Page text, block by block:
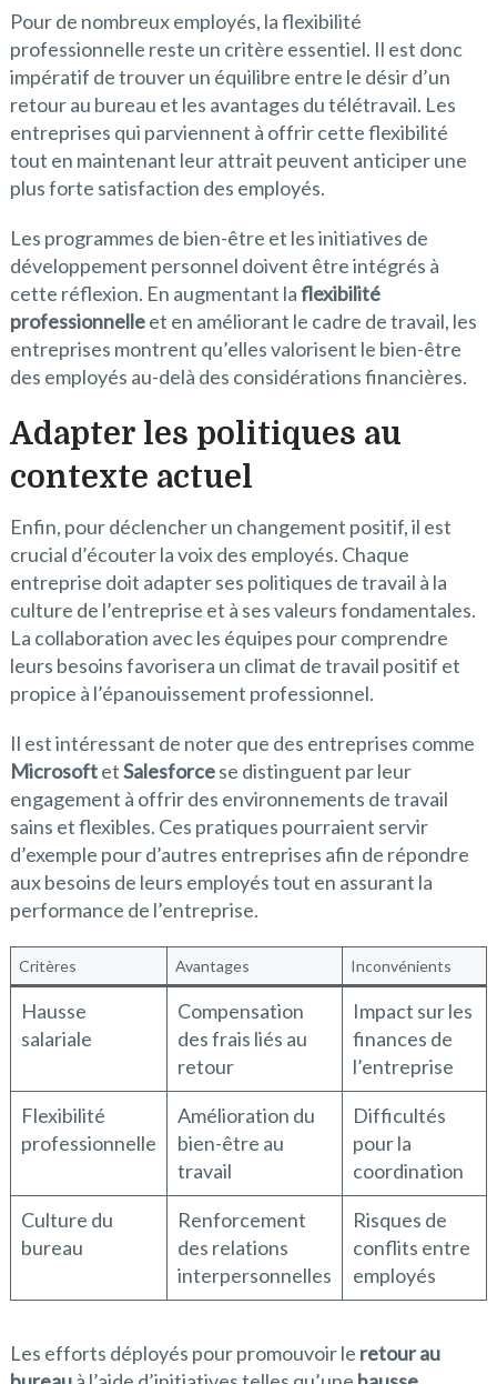
Pour de nombreux employés, la flexibilité
professionnelle reste un critère essentiel. Il est donc
impératif de trouver un équilibre entre le désir d’un
retour au bureau et les avantages du télétravail. Les
entreprises qui parviennent à offrir cette flexibilité
tout en maintenant leur attrait peuvent anticiper une
plus forte satisfaction des employés.
Les programmes de bien-être et les initiatives de
développement personnel doivent être intégrés à
cette réflexion. En augmentant laflexibilité
professionnelleet en améliorant le cadre de travail, les
entreprises montrent qu’elles valorisent le bien-être
des employés au-delà des considérations financières.
Adapter les politiques au
contexte actuel
Enfin, pour déclencher un changement positif, il est
crucial d’écouter la voix des employés. Chaque
entreprise doit adapter ses politiques de travail à la
culture de l’entreprise et à ses valeurs fondamentales.
La collaboration avec les équipes pour comprendre
leurs besoins favorisera un climat de travail positif et
propice à l’épanouissement professionnel.
Il est intéressant de noter que des entreprises comme
MicrosoftetSalesforcese distinguent par leur
engagement à offrir des environnements de travail
sains et flexibles. Ces pratiques pourraient servir
d’exemple pour d’autres entreprises afin de répondre
aux besoins de leurs employés tout en assurant la
performance de l’entreprise.
Critères Avantages Inconvénients
Hausse
salariale
Compensation
des frais liés au
retour
Impact sur les
finances de
l’entreprise
Flexibilité
professionnelle
Amélioration du
bien-être au
travail
Difficultés
pour la
coordination
Culture du
bureau
Renforcement
des relations
interpersonnelles
Risques de
conflits entre
employés
Les efforts déployés pour promouvoir le retour au